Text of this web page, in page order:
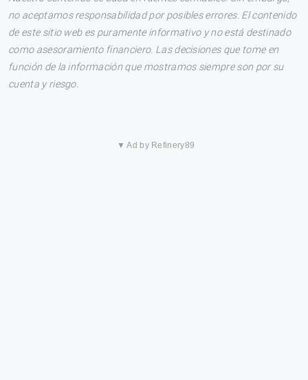
no aceptamos responsabilidad por posibles errores. El contenido
de este sitio web es puramente informativo y no está destinado
como asesoramiento financiero. Las decisiones que tome en
función de la información que mostramos siempre son por su
cuenta y riesgo.
▼ Ad by Refinery89